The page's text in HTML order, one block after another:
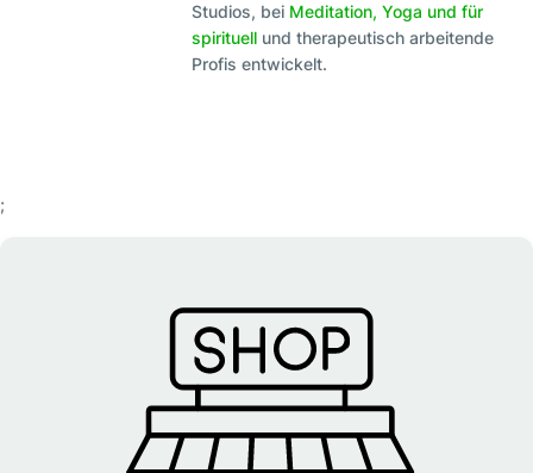
Studios, bei Meditation, Yoga und für
spirituell und therapeutisch arbeitende
Profis entwickelt.
;